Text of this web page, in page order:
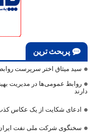
پربحث ترین
سید میثاق اختر سرپرست
روابط عمومی‌ها در مدیریت
دارند
ادعای شکایت از یک عکاس
سخنگوی شرکت ملی نفت